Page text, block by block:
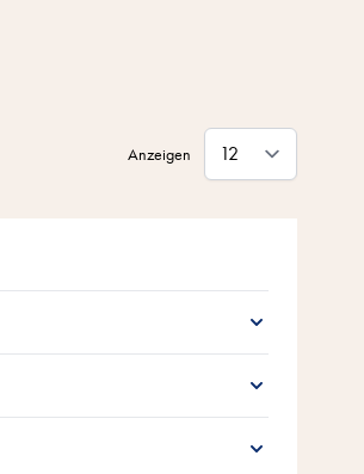
Anzeigen